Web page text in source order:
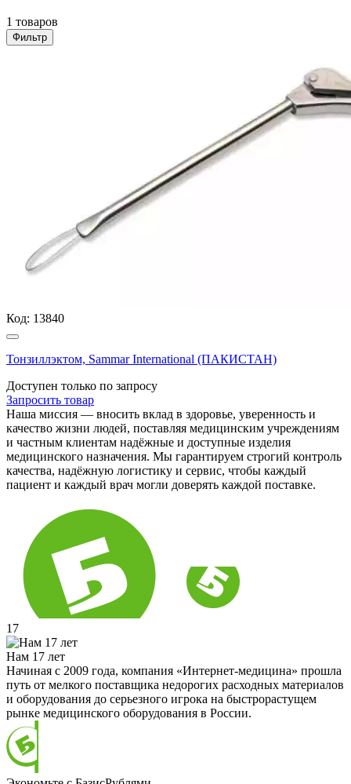
1 товаров
Фильтр
Код: 13840
Тонзиллэктом, Sammar International (ПАКИСТАН)
Доступен только по запросу
Запросить товар
Наша миссия — вносить вклад в здоровье, уверенность и
качество жизни людей, поставляя медицинским учреждениям
и частным клиентам надёжные и доступные изделия
медицинского назначения. Мы гарантируем строгий контроль
качества, надёжную логистику и сервис, чтобы каждый
пациент и каждый врач могли доверять каждой поставке.
17
Нам 17 лет
Начиная с 2009 года, компания «Интернет-медицина» прошла
путь от мелкого поставщика недорогих расходных материалов
и оборудования до серьезного игрока на быстрорастущем
рынке медицинского оборудования в России.